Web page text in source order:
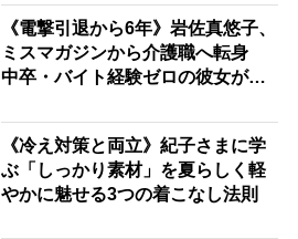
《電撃引退から6年》岩佐真悠子、
ミスマガジンから介護職へ転身
中卒・バイト経験ゼロの彼女が見
ながら自分らしくいられる」
《冷え対策と両立》紀子さまに学
ぶ「しっかり素材」を夏らしく軽
やかに魅せる3つの着こなし法則